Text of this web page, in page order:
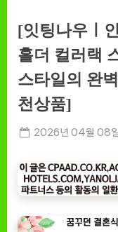
[잇팅나우ㅣ
홀더 컬러랙
스타일의 완
천상품]
Posted
2026년 04월 08